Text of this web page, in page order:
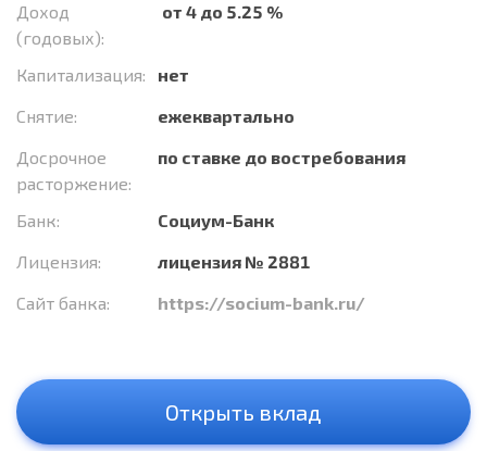
Доход
(годовых):
от 4 до 5.25 %
Капитализация:
нет
Снятие:
ежеквартально
Досрочное
расторжение:
по ставке до востребования
Банк:
Социум-Банк
Лицензия:
лицензия № 2881
Сайт банка:
https://socium-bank.ru/
Открыть вклад